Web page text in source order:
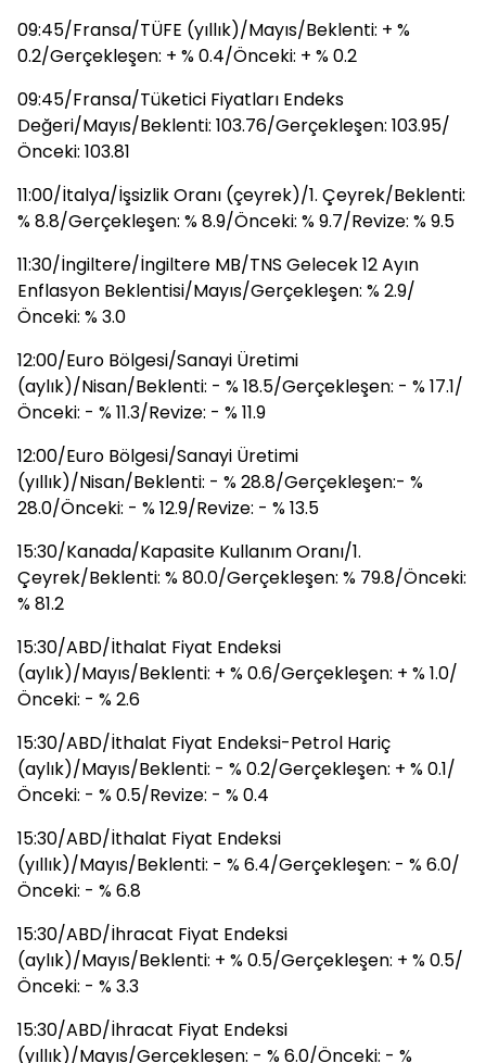
09:45/Fransa/TÜFE (yıllık)/Mayıs/Beklenti: + %
0.2/Gerçekleşen: + % 0.4/Önceki: + % 0.2
09:45/Fransa/Tüketici Fiyatları Endeks
Değeri/Mayıs/Beklenti: 103.76/Gerçekleşen: 103.95/
Önceki: 103.81
11:00/İtalya/İşsizlik Oranı (çeyrek)/1. Çeyrek/Beklenti:
% 8.8/Gerçekleşen: % 8.9/Önceki: % 9.7/Revize: % 9.5
11:30/İngiltere/İngiltere MB/TNS Gelecek 12 Ayın
Enflasyon Beklentisi/Mayıs/Gerçekleşen: % 2.9/
Önceki: % 3.0
12:00/Euro Bölgesi/Sanayi Üretimi
(aylık)/Nisan/Beklenti: - % 18.5/Gerçekleşen: - % 17.1/
Önceki: - % 11.3/Revize: - % 11.9
12:00/Euro Bölgesi/Sanayi Üretimi
(yıllık)/Nisan/Beklenti: - % 28.8/Gerçekleşen:- %
28.0/Önceki: - % 12.9/Revize: - % 13.5
15:30/Kanada/Kapasite Kullanım Oranı/1.
Çeyrek/Beklenti: % 80.0/Gerçekleşen: % 79.8/Önceki:
% 81.2
15:30/ABD/İthalat Fiyat Endeksi
(aylık)/Mayıs/Beklenti: + % 0.6/Gerçekleşen: + % 1.0/
Önceki: - % 2.6
15:30/ABD/İthalat Fiyat Endeksi-Petrol Hariç
(aylık)/Mayıs/Beklenti: - % 0.2/Gerçekleşen: + % 0.1/
Önceki: - % 0.5/Revize: - % 0.4
15:30/ABD/İthalat Fiyat Endeksi
(yıllık)/Mayıs/Beklenti: - % 6.4/Gerçekleşen: - % 6.0/
Önceki: - % 6.8
15:30/ABD/İhracat Fiyat Endeksi
(aylık)/Mayıs/Beklenti: + % 0.5/Gerçekleşen: + % 0.5/
Önceki: - % 3.3
15:30/ABD/İhracat Fiyat Endeksi
(yıllık)/Mayıs/Gerçekleşen: - % 6.0/Önceki: - %